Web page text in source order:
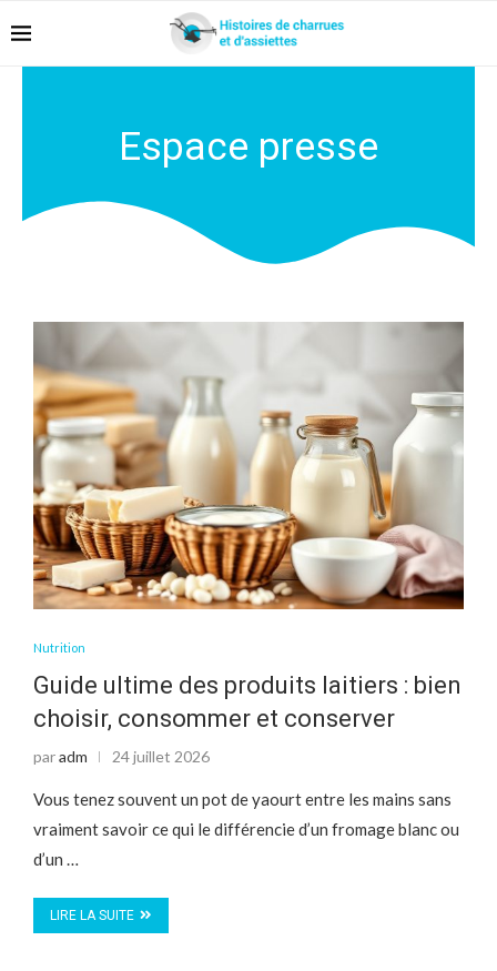
Espace presse
Nutrition
Guide ultime des produits laitiers : bien
choisir, consommer et conserver
paradm 24 juillet 2026
Vous tenez souvent un pot de yaourt entre les mains sans
vraiment savoir ce qui le différencie d’un fromage blanc ou
d’un …
LIRE LA SUITE